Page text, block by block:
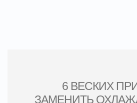
6 ВЕСКИХ
ЗАМЕНИТЬ